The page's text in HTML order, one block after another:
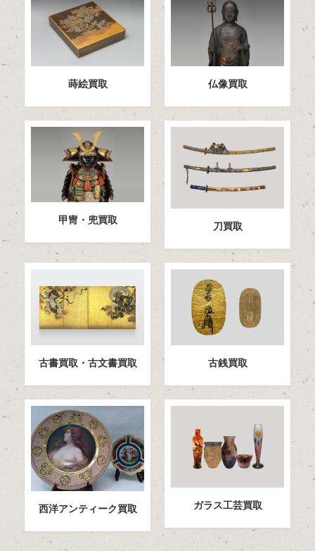
蒔絵買取 仏像買取
甲冑・兜買取
刀買取
古書買取・古文書買取 古銭買取
西洋アンティーク買取 ガラス工芸買取